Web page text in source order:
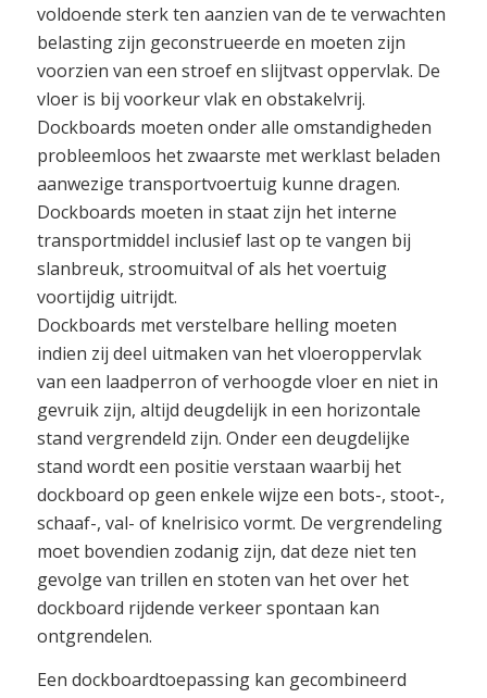
voldoende sterk ten aanzien van de te verwachten
belasting zijn geconstrueerde en moeten zijn
voorzien van een stroef en slijtvast oppervlak. De
vloer is bij voorkeur vlak en obstakelvrij.
Dockboards moeten onder alle omstandigheden
probleemloos het zwaarste met werklast beladen
aanwezige transportvoertuig kunne dragen.
Dockboards moeten in staat zijn het interne
transportmiddel inclusief last op te vangen bij
slanbreuk, stroomuitval of als het voertuig
voortijdig uitrijdt.
Dockboards met verstelbare helling moeten
indien zij deel uitmaken van het vloeroppervlak
van een laadperron of verhoogde vloer en niet in
gevruik zijn, altijd deugdelijk in een horizontale
stand vergrendeld zijn. Onder een deugdelijke
stand wordt een positie verstaan waarbij het
dockboard op geen enkele wijze een bots-, stoot-,
schaaf-, val- of knelrisico vormt. De vergrendeling
moet bovendien zodanig zijn, dat deze niet ten
gevolge van trillen en stoten van het over het
dockboard rijdende verkeer spontaan kan
ontgrendelen.
Een dockboardtoepassing kan gecombineerd